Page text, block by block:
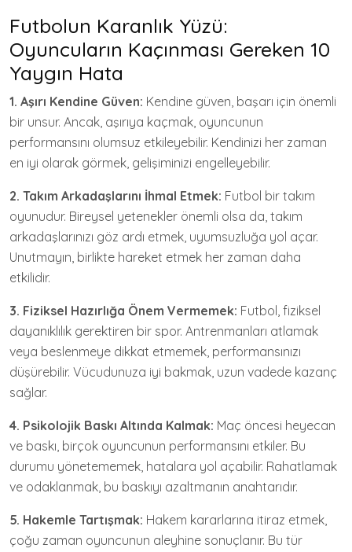
Futbolun Karanlık Yüzü:
Oyuncuların Kaçınması Gereken 10
Yaygın Hata
1. Aşırı Kendine Güven: Kendine güven, başarı için önemli
bir unsur. Ancak, aşırıya kaçmak, oyuncunun
performansını olumsuz etkileyebilir. Kendinizi her zaman
en iyi olarak görmek, gelişiminizi engelleyebilir.
2. Takım Arkadaşlarını İhmal Etmek: Futbol bir takım
oyunudur. Bireysel yetenekler önemli olsa da, takım
arkadaşlarınızı göz ardı etmek, uyumsuzluğa yol açar.
Unutmayın, birlikte hareket etmek her zaman daha
etkilidir.
3. Fiziksel Hazırlığa Önem Vermemek: Futbol, fiziksel
dayanıklılık gerektiren bir spor. Antrenmanları atlamak
veya beslenmeye dikkat etmemek, performansınızı
düşürebilir. Vücudunuza iyi bakmak, uzun vadede kazanç
sağlar.
4. Psikolojik Baskı Altında Kalmak: Maç öncesi heyecan
ve baskı, birçok oyuncunun performansını etkiler. Bu
durumu yönetememek, hatalara yol açabilir. Rahatlamak
ve odaklanmak, bu baskıyı azaltmanın anahtarıdır.
5. Hakemle Tartışmak: Hakem kararlarına itiraz etmek,
çoğu zaman oyuncunun aleyhine sonuçlanır. Bu tür